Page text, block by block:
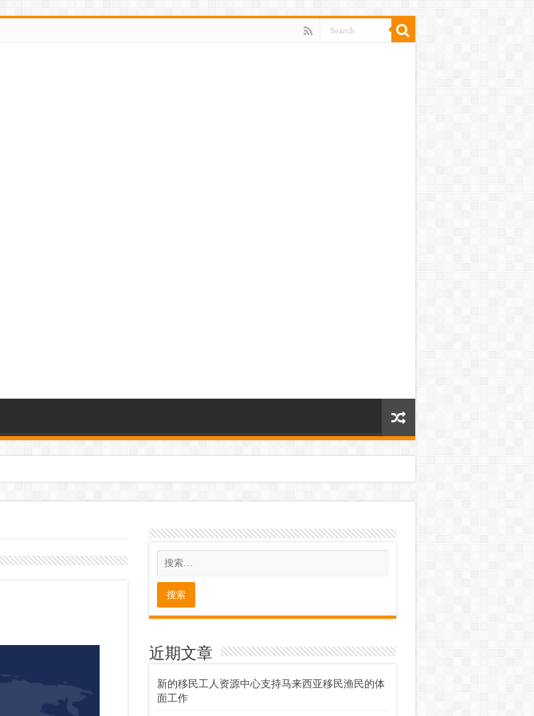
近期文章
新的移民工人资源中心支持马来西亚移民渔民的体
面工作